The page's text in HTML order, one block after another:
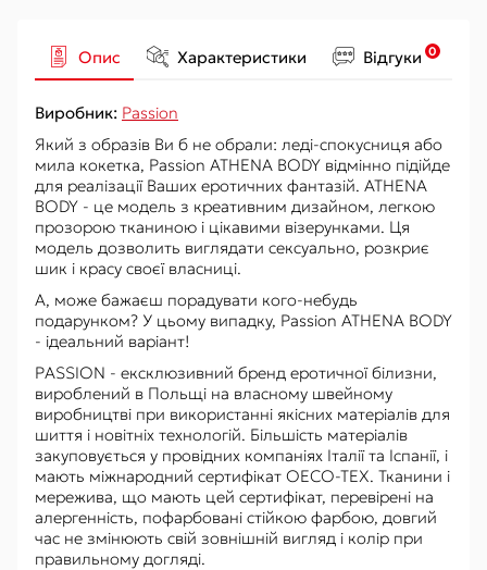
Опис Характеристики Відгуки 0
Виробник: Passion
Який з образів Ви б не обрали: леді-спокусниця або
мила кокетка, Passion ATHENA BODY відмінно підійде
для реалізації Ваших еротичних фантазій. ATHENA
BODY - це модель з креативним дизайном, легкою
прозорою тканиною і цікавими візерунками. Ця
модель дозволить виглядати сексуально, розкриє
шик і красу своєї власниці.
А, може бажаєш порадувати кого-небудь
подарунком? У цьому випадку, Passion ATHENA BODY
- ідеальний варіант!
PASSION - ексклюзивний бренд еротичної білизни,
вироблений в Польщі на власному швейному
виробництві при використанні якісних матеріалів для
шиття і новітніх технологій. Більшість матеріалів
закуповується у провідних компаніях Італії та Іспанії, і
мають міжнародний сертифікат OECO-TEX. Тканини і
мережива, що мають цей сертифікат, перевірені на
алергенність, пофарбовані стійкою фарбою, довгий
час не змінюють свій зовнішній вигляд і колір при
правильному догляді.